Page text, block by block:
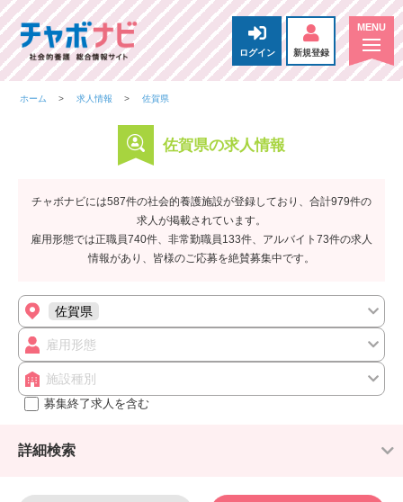
ログイン 新規登録
ホーム 求人情報 佐賀県
佐賀県の求人情報
チャボナビには587件の社会的養護施設が登録しており、合計979件の
求人が掲載されています。
雇用形態では正職員740件、非常勤職員133件、アルバイト73件の求人
情報があり、皆様のご応募を絶賛募集中です。
佐賀県
雇用形態
施設種別
募集終了求人を含む
詳細検索